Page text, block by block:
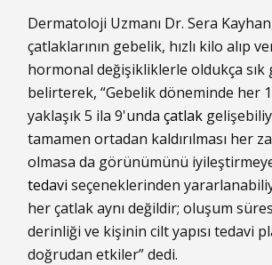
Dermatoloji Uzmanı Dr. Sera
çatlaklarının gebelik, hızlı kilo alıp
hormonal değişikliklerle oldukça
belirterek, “Gebelik döneminde her
yaklaşık 5 ila 9'unda çatlak
tamamen ortadan kaldırılması her
olmasa da görünümünü
tedavi seçeneklerinden
her çatlak aynı değildir; oluşum
derinliği ve kişinin cilt yapısı tedavi
doğrudan etkiler” dedi.